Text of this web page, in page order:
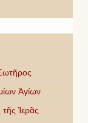
Ἁγίων
Ἱερᾶς